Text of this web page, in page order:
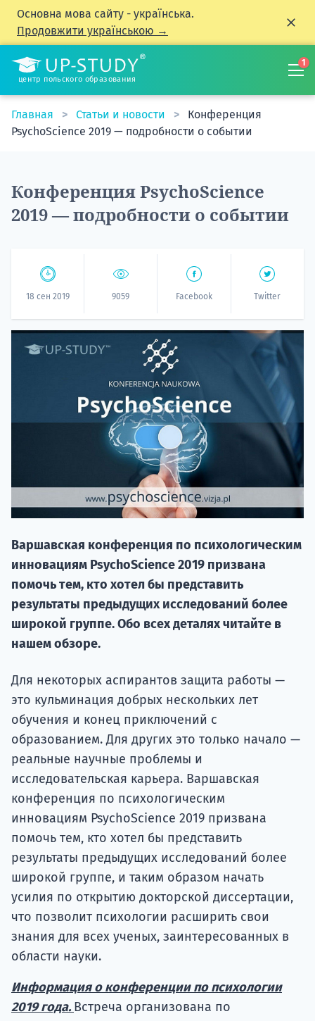
Основна мова сайту - українська.
Продовжити українською →
центр польского образования
1
Главная Статьи и новости
Конференция
PsychoScience 2019 — подробности о событии
Конференция PsychoScience
2019 — подробности о событии
18 сен 2019 9059 Facebook Twitter
Варшавская конференция по психологическим
инновациям PsychoScience 2019 призвана
помочь тем, кто хотел бы представить
результаты предыдущих исследований более
широкой группе. Обо всех деталях читайте в
нашем обзоре.
Для некоторых аспирантов защита работы —
это кульминация добрых нескольких лет
обучения и конец приключений с
образованием. Для других это только начало —
реальные научные проблемы и
исследовательская карьера. Варшавская
конференция по психологическим
инновациям PsychoScience 2019 призвана
помочь тем, кто хотел бы представить
результаты предыдущих исследований более
широкой группе, и таким образом начать
усилия по открытию докторской диссертации,
что позволит психологии расширить свои
знания для всех ученых, заинтересованных в
области науки.
Информация о конференции по психологии
2019 года. Встреча организована по
20.09
НАБОР